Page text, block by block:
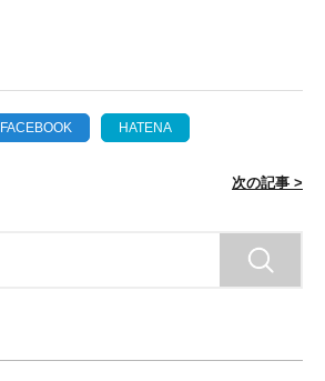
FACEBOOK HATENA
次の記事 >